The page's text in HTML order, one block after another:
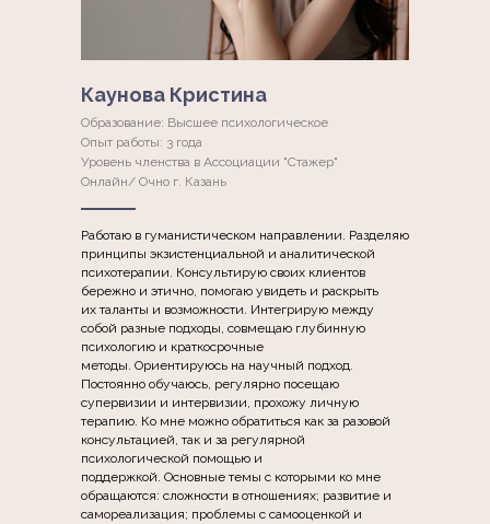
Каунова Кристина
Образование: Высшее психологическое
Опыт работы: 3 года
Уровень членства в Ассоциации "Стажер"
Онлайн/ Очно г. Казань
Работаю в гуманистическом направлении. Разделяю
принципы экзистенциальной и аналитической
психотерапии. Консультирую своих клиентов
бережно и этично, помогаю увидеть и раскрыть
их таланты и возможности. Интегрирую между
собой разные подходы, совмещаю глубинную
психологию и краткосрочные
методы. Ориентируюсь на научный подход.
Постоянно обучаюсь, регулярно посещаю
супервизии и интервизии, прохожу личную
терапию. Ко мне можно обратиться как за разовой
консультацией, так и за регулярной
психологической помощью и
поддержкой. Основные темы с которыми ко мне
обращаются: сложности в отношениях; развитие и
самореализация; проблемы с самооценкой и